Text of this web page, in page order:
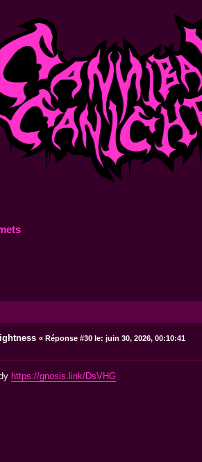
« Réponse #30 le: juin 30, 2026, 00:10:41
https://gnosis.link/DsVHG